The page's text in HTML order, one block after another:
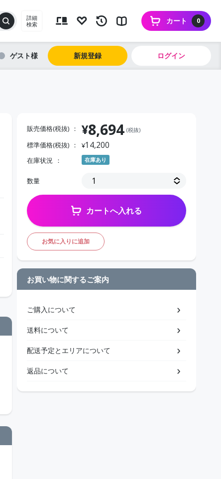
詳細
検索
0
カート
ゲスト 新規登録 ログイン
販売価格(税抜) ¥8,694 (税抜)
標準価格(税抜) ¥14,200
在庫状況 在庫あり
数量
カートへ入れる
お気に入りに追加
お買い物に関するご案内
ご購入について
送料について
配送予定とエリアについて
返品について